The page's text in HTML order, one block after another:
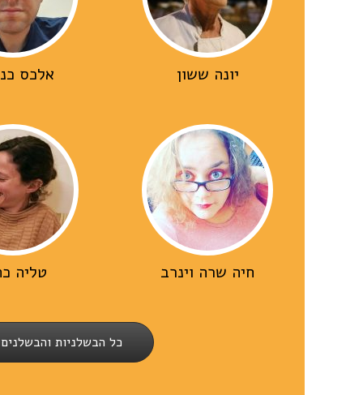
יונה ששון אלכס
חיה שרה וינרב טליה
כל הבשלניות והבשלנים